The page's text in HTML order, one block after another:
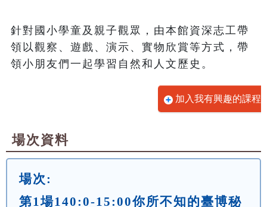
針對國小學童及親子觀眾，由本館資深志工帶
領以觀察、遊戲、演示、實物欣賞等方式，帶
領小朋友們一起學習自然和人文歷史。
加入我有興趣的課程
場次資料
場次:
第1場140:0-15:00你所不知的臺博秘